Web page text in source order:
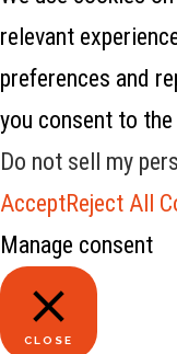
relevant
preferences and
you consent to
Do not sell my
AcceptReject All
Manage consent
CLOSE